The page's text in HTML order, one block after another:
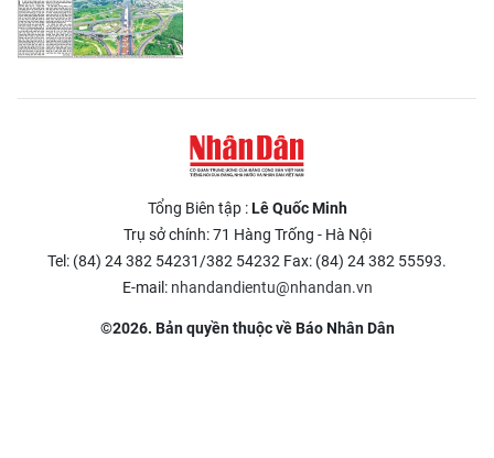
Tổng Biên tập :Lê Quốc Minh
Trụ sở chính: 71 Hàng Trống - Hà Nội
Tel: (84) 24 382 54231/382 54232 Fax: (84) 24 382 55593.
E-mail: nhandandientu@nhandan.vn
©2026. Bản quyền thuộc về Báo Nhân Dân